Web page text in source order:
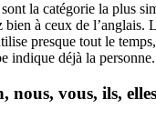
la catégorie la plus
bien à ceux de l’anglais.
presque tout le
indique déjà la personne.
nous, vous, ils, elles